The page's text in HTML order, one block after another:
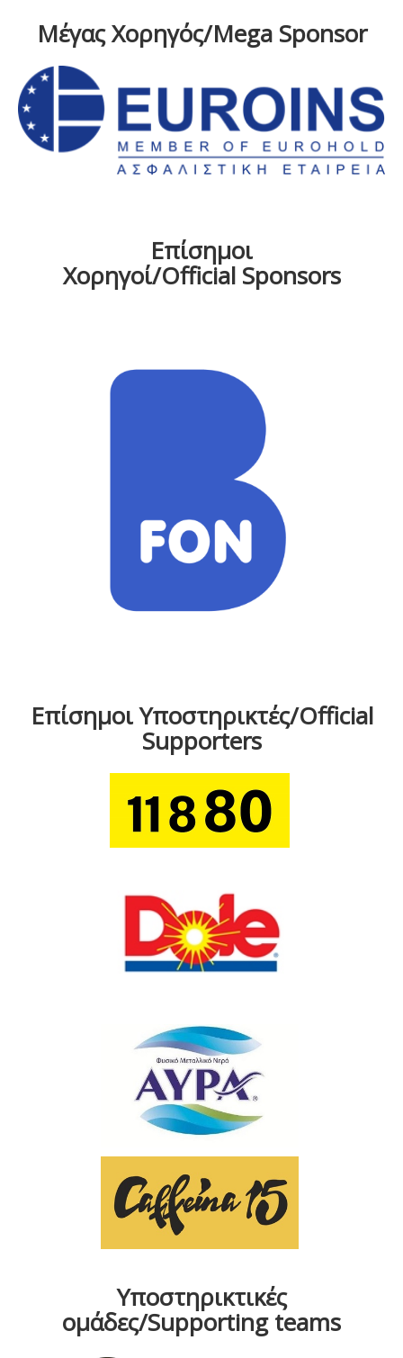
Μέγας Χορηγός/Mega Sponsor
Επίσημοι
Χορηγοί/Official Sponsors
Επίσημοι Υποστηρικτές/Official
Supporters
Υποστηρικτικές
ομάδες/Supporting teams